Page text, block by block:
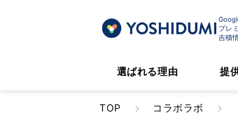
プレ
吉積
選ばれる理由 提
TOP コラボラボ